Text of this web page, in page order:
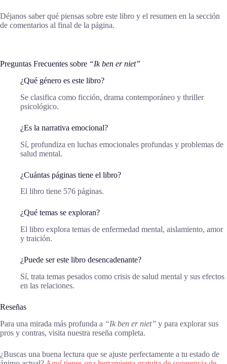
Déjanos saber qué piensas sobre este libro y el resumen en la sección
de comentarios al final de la página.
Preguntas Frecuentes sobre “Ik ben er niet”
¿Qué género es este libro?
Se clasifica como ficción, drama contemporáneo y thriller
psicológico.
¿Es la narrativa emocional?
Sí, profundiza en luchas emocionales profundas y problemas de
salud mental.
¿Cuántas páginas tiene el libro?
El libro tiene 576 páginas.
¿Qué temas se exploran?
El libro explora temas de enfermedad mental, aislamiento, amor
y traición.
¿Puede ser este libro desencadenante?
Sí, trata temas pesados como crisis de salud mental y sus efectos
en las relaciones.
Reseñas
Para una mirada más profunda a “Ik ben er niet” y para explorar sus
pros y contras, visita nuestra reseña completa.
¿Buscas una buena lectura que se ajuste perfectamente a tu estado de